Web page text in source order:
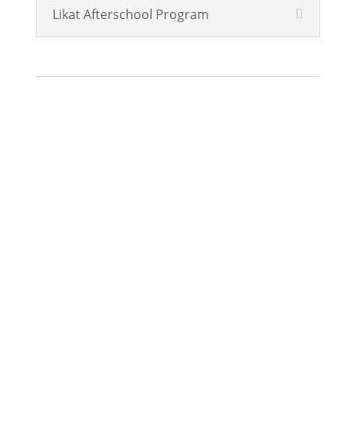
Likat Afterschool Program